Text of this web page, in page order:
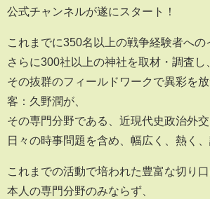
公式チャンネルが遂にスタート！
これまでに350名以上の戦争経験者への
さらに300社以上の神社を取材・調査し
その抜群のフィールドワークで異彩を
客：久野潤が、
その専門分野である、近現代史政治外交
日々の時事問題を含め、幅広く、熱く、
これまでの活動で培われた豊富な切り口
本人の専門分野のみならず、